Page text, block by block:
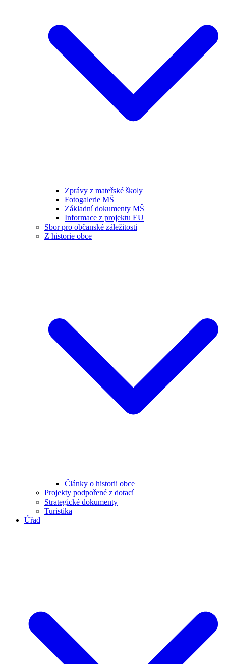
Zprávy z mateřské školy
Fotogalerie MŠ
Základní dokumenty MŠ
Informace z projektu EU
Sbor pro občanské záležitosti
Z historie obce
Články o historii obce
Projekty podpořené z dotací
Strategické dokumenty
Turistika
Úřad